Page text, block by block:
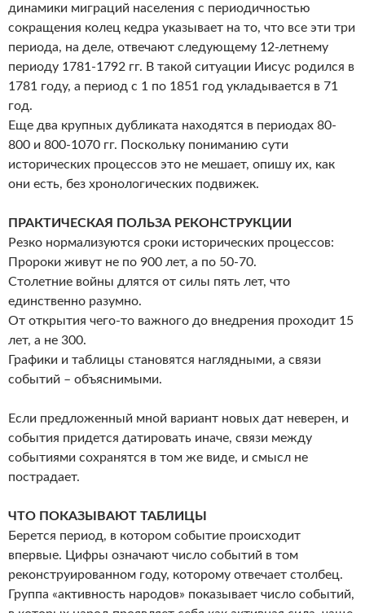
динамики миграций населения с периодичностью
сокращения колец кедра указывает на то, что все эти три
периода, на деле, отвечают следующему 12-летнему
периоду 1781-1792 гг. В такой ситуации Иисус родился в
1781 году, а период с 1 по 1851 год укладывается в 71
год.
Еще два крупных дубликата находятся в периодах 80-
800 и 800-1070 гг. Поскольку пониманию сути
исторических процессов это не мешает, опишу их, как
они есть, без хронологических подвижек.
ПРАКТИЧЕСКАЯ ПОЛЬЗА РЕКОНСТРУКЦИИ
Резко нормализуются сроки исторических процессов:
Пророки живут не по 900 лет, а по 50-70.
Столетние войны длятся от силы пять лет, что
единственно разумно.
От открытия чего-то важного до внедрения проходит 15
лет, а не 300.
Графики и таблицы становятся наглядными, а связи
событий – объяснимыми.
Если предложенный мной вариант новых дат неверен, и
события придется датировать иначе, связи между
событиями сохранятся в том же виде, и смысл не
пострадает.
ЧТО ПОКАЗЫВАЮТ ТАБЛИЦЫ
Берется период, в котором событие происходит
впервые. Цифры означают число событий в том
реконструированном году, которому отвечает столбец.
Группа «активность народов» показывает число событий,